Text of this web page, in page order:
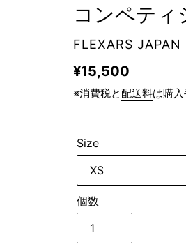
コンペティ
販
売
FLEXARS JAPAN
通
常
¥15,500
※消費税と配送料は購入
Size
個数